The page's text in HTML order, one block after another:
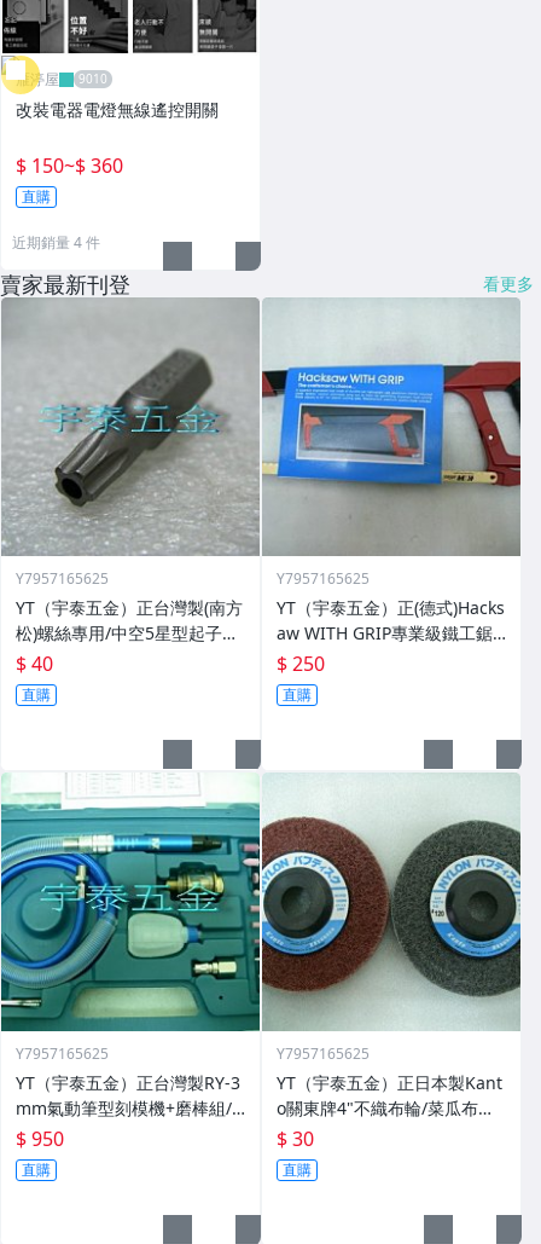
雁渟屋
改裝電器電燈無線遙控開關
$ 150~$ 360
直購
近期銷量 4 件
賣家最新刊登 看更多
Y7957165625
YT（宇泰五金）正台灣製(南方
松)螺絲專用/中空5星型起子頭/
六角柄中空5星型起子頭/特價
中
$ 40
直購
Y7957165625
YT（宇泰五金）正(德式)Hacks
aw WITH GRIP專業級鐵工鋸
弓+德國原裝進口鋸片/品質保
證/清倉大特賣
$ 250
直購
Y7957165625
YT（宇泰五金）正台灣製RY-3
mm氣動筆型刻模機+磨棒組/5
6000轉/品質保證/現正特價中
$ 950
直購
Y7957165625
YT（宇泰五金）正日本製Kant
o關東牌4"不織布輪/菜瓜布輪/
比一般市售耐用3~5倍/清倉大
特賣
$ 30
直購